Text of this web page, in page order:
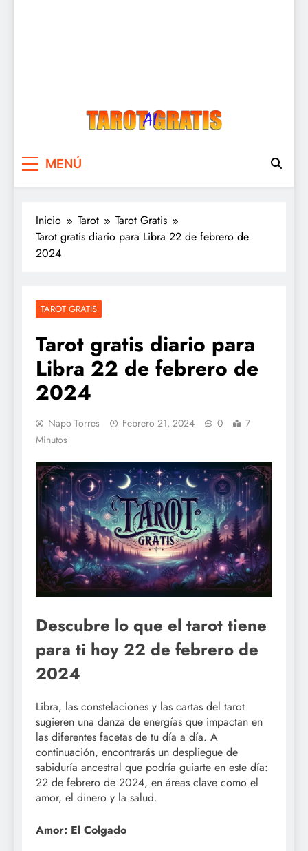
MENÚ
Inicio Tarot
Tarot Gratis
Tarot gratis diario para Libra 22 de febrero de
2024
TAROT GRATIS
Tarot gratis diario para
Libra 22 de febrero de
2024
Napo Torres Febrero 21, 2024 0
7
Minutos
Descubre lo que el tarot tiene
para ti hoy 22 de febrero de
2024
Libra, las constelaciones y las cartas del tarot
sugieren una danza de energías que impactan en
las diferentes facetas de tu día a día. A
continuación, encontrarás un despliegue de
sabiduría ancestral que podría guiarte en este día:
22 de febrero de 2024, en áreas clave como el
amor, el dinero y la salud.
Amor: El Colgado